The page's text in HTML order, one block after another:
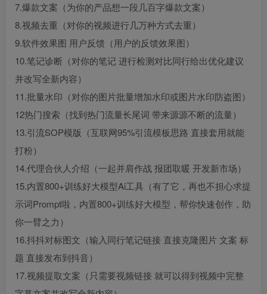
7.爆款文案（为你的产品想一段几百字爆款文案）
8.视频去重（对你的视频进行几万种方式去重）
9.软件效果图 用户反馈（用户的反馈效果图）
10.笔记诊断（对你的笔记 进行检测对比同行给出优化建议
并改写全新内容）
11.批量水印（对你的图片批量增加水印或图片水印防盗图）
12热门搜索（找到热门流量长尾词 带来源源不断的流量）
13.引流SOP模版（互联网95%引流模板思路 直接套用就能
打粉）
14.代理合伙人介绍（一起并肩作战 报团取暖 开发新市场）
15.内置800+训练好大模型Ai工具（有了它，再也不担心求提
示词Prompt啦，内置800+训练好大模型，帮你快速创作，助
你一臂之力）
16.抖抖对标图文（输入同行笔记链接 直接克隆图片 文案 标
题 直接发布到抖音）
17.视频提取文案（只需要视频链接 就可以得到视频中完整